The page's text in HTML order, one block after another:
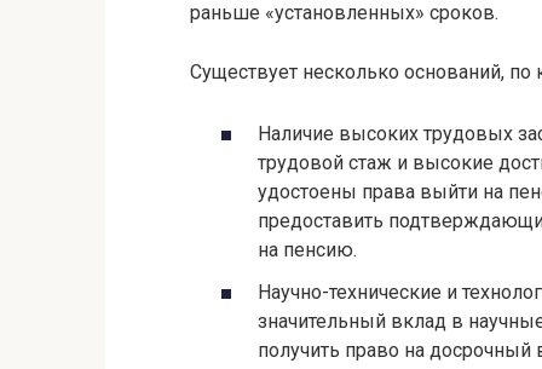
раньше «установленных» сроков.
Существует несколько оснований,
Наличие высоких трудовых
трудовой стаж и высокие
удостоены права выйти на
предоставить
на пенсию.
Научно-технические и
значительный вклад в
получить право на